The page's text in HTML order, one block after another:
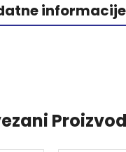
informacije